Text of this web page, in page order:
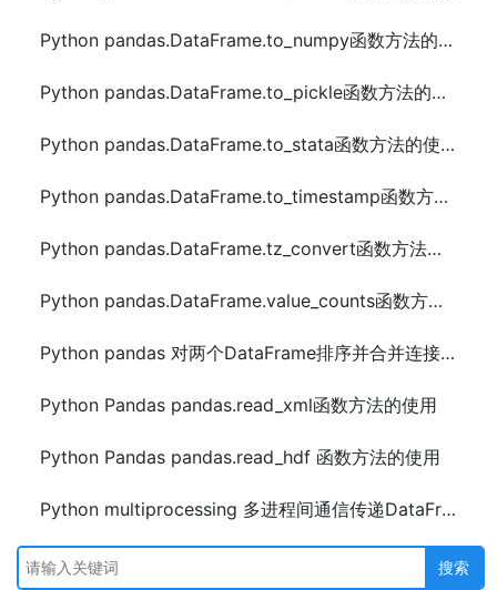
Python pandas.DataFrame.to_numpy函数方法的使用
Python pandas.DataFrame.to_pickle函数方法的使用
Python pandas.DataFrame.to_stata函数方法的使用
Python pandas.DataFrame.to_timestamp函数方法的使用
Python pandas.DataFrame.tz_convert函数方法的使用
Python pandas.DataFrame.value_counts函数方法的使用
Python pandas 对两个DataFrame排序并合并连接的方法
Python Pandas pandas.read_xml函数方法的使用
Python Pandas pandas.read_hdf 函数方法的使用
Python multiprocessing 多进程间通信传递DataFrame的方法